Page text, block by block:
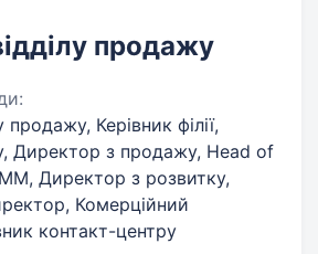
продажу
продажу, Керівник філії,
Директор з продажу, Head of
Директор з розвитку,
Комерційний
контакт-центру